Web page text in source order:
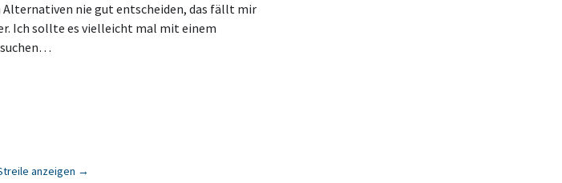
Alternativen nie gut entscheiden, das fällt mir
Ich sollte es vielleicht mal mit einem
anzeigen →